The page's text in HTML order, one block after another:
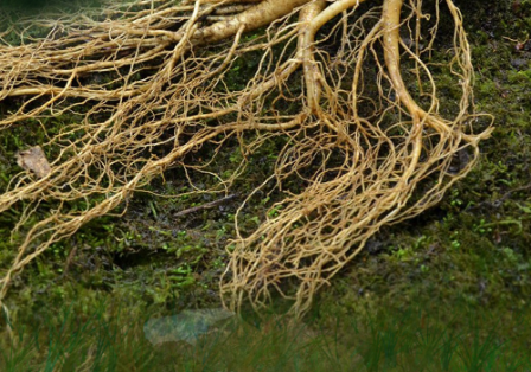
được hấp thụ hàng loạt các thành phần khoáng chất, chất dinh
dưỡng nguyên sơ từ đất đá tạo nên các loại vitamin, khoáng chất,
ginsenosides, saponin cao nhất…Vì thế, không những có hình
dáng kì lạ đẹp mắt mà củ sâm này còn có nguồn dinh dưỡng vô
tận.
Không ít người chơi sâm của Việt Nam yêu thích những củ sâm
ngàn năm có hình dáng nhỏ nhắn như thế này để về trưng bày
ngắm nghía hoặc tặng lại những người “ cực thân” để cùng nhau
thưởng thức, bình phẩm.
Một số hình ảnh chi tiết của sản phẩm: